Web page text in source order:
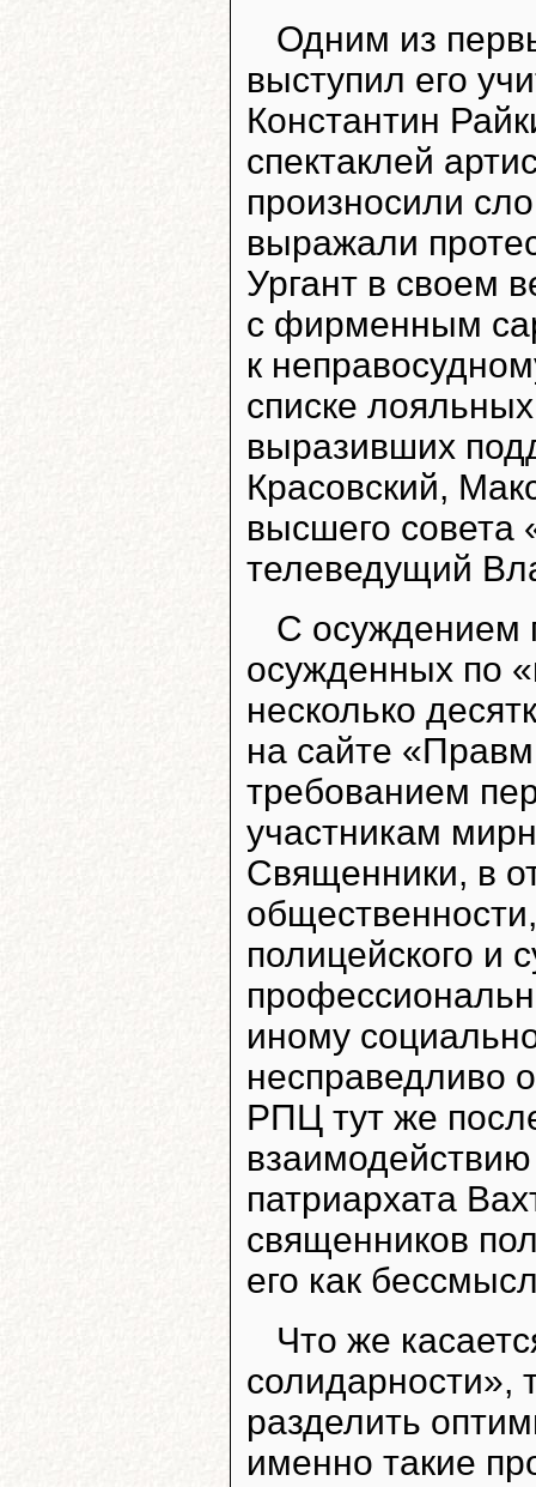
Одним из
выступил его
Константин
спектаклей
произносили
выражали
Ургант в своем
с фирменным
к
списке
выразивших
Красовский,
высшего совета
телеведущий
С осуждением
осужденных по
несколько
на сайте
требованием
участникам
Священники, в
полицейского и
иному
несправедливо
РПЦ тут же
патриархата
священников
его как
Что же
солидарности»,
разделить
именно такие